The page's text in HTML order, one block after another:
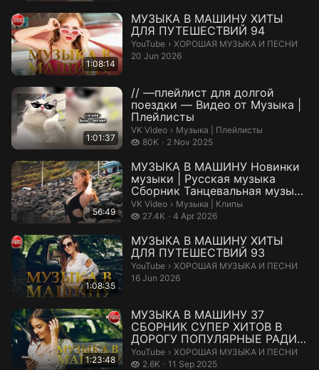
1:08:14
МУЗЫКА В МАШИНУ ХИТЫ
ДЛЯ ПУТЕШЕСТВИЙ 94
YouTube › ХОРОШАЯ МУЗЫКА И ПЕСНИ.
ХОРОШАЯ МУЗЫКА И ПЕСНИ
20 Jun 2026
1:01:37
// —плейлист для долгой
поездки — Видео от Музыка |
Плейлисты
VK Video › Музыка | Плейлисты.
Музыка | Плейлисты
80K
80 thousand views
2 Nov 2025
56:49
МУЗЫКА В МАШИНУ Новинки
музыки | Русская музыка
Сборник Танцевальная музыка
Музык...
VK Video › Музыка | Клипы.
Музыка | Клипы
27.4K
27.4 thousand views
4 Apr 2026
1:08:35
МУЗЫКА В МАШИНУ ХИТЫ
ДЛЯ ПУТЕШЕСТВИЙ 93
YouTube › ХОРОШАЯ МУЗЫКА И ПЕСНИ.
ХОРОШАЯ МУЗЫКА И ПЕСНИ
16 Jun 2026
1:23:48
МУЗЫКА В МАШИНУ 37
СБОРНИК СУПЕР ХИТОВ В
ДОРОГУ ПОПУЛЯРНЫЕ РАДИО
ХИТЫ
YouTube › ХОРОШАЯ МУЗЫКА И ПЕСНИ.
ХОРОШАЯ МУЗЫКА И ПЕСНИ
2.6K
2.6 thousand views
11 Sep 2025